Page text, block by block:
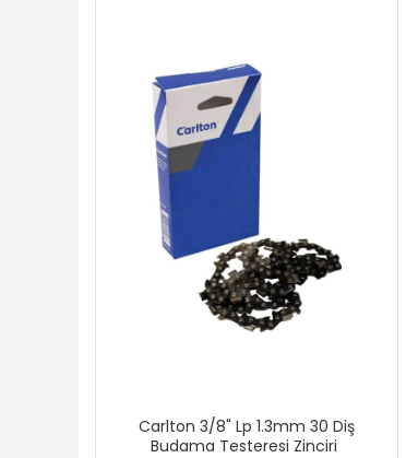
Carlton 3/8" Lp 1.3mm 30 Diş
Budama Testeresi Zinciri